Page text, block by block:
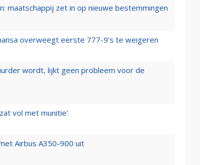
maatschappij zet in op nieuwe bestemmingen
overweegt eerste 777-9’s te weigeren
wordt, lijkt geen probleem voor de
vol met munitie'
Airbus A350-900 uit